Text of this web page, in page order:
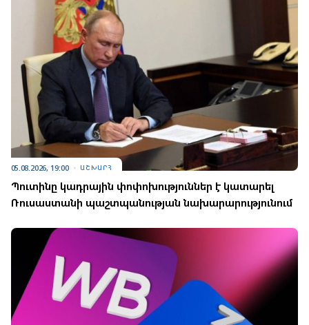
05.08.2026, 19:00 ԱՇԽԱՐՀ
Պուտինը կադրային փոփոխություններ է կատարել
Ռուսաստանի պաշտպանության նախարարությունում